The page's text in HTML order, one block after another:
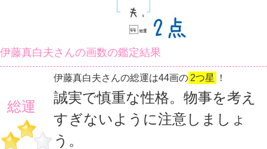
伊藤真白夫さんの画数の鑑定結果
総運
伊藤真白夫さんの総運は44画の 2つ星 ！
誠実で慎重な性格。物事を考え
すぎないように注意しましょ
う。